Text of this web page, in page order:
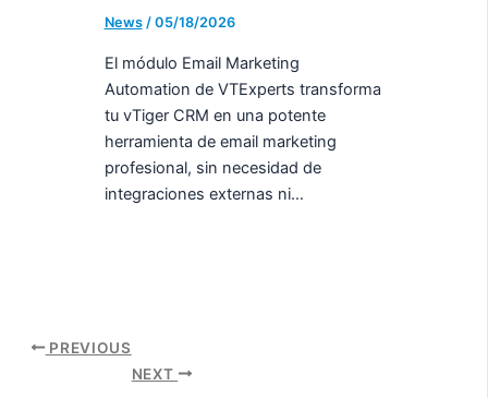
News/ 05/18/2026
El módulo Email Marketing
Automation de VTExperts transforma
tu vTiger CRM en una potente
herramienta de email marketing
profesional, sin necesidad de
integraciones externas ni…
PREVIOUS
NEXT